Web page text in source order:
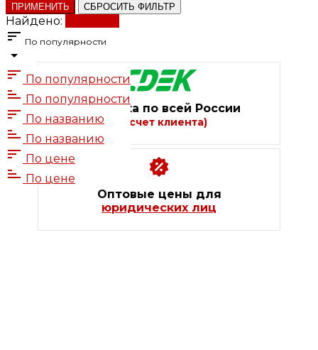
ПРИМЕНИТЬ СБРОСИТЬ ФИЛЬТР
Найдено:
По популярности
По популярности
По популярности
По названию
По названию
По цене
По цене
Доставка по всей России
(за счет клиента)
Оптовые цены для
юридических лиц